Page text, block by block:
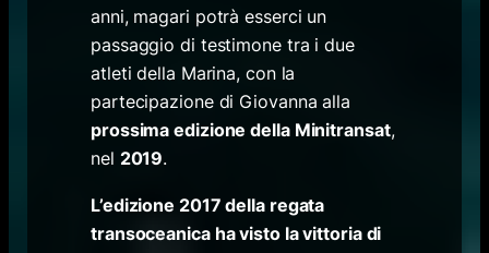
anni, magari potrà esserci un
passaggio di testimone tra i due
atleti della Marina, con la
partecipazione di Giovanna alla
prossima edizione della Minitransat,
nel 2019.
L’edizione 2017 della regata
transoceanica ha visto la vittoria di